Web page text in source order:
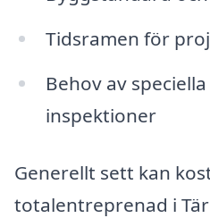
Tidsramen för
Behov av
inspektioner
Generellt sett kan
totalentreprenad i